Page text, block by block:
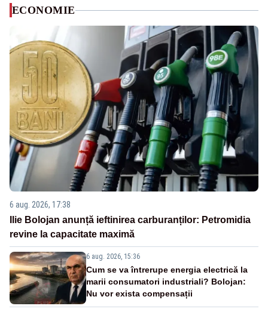
ECONOMIE
6 aug. 2026, 17:38
Ilie Bolojan anunță ieftinirea carburanților: Petromidia
revine la capacitate maximă
6 aug. 2026, 15:36
Cum se va întrerupe energia electrică la
marii consumatori industriali? Bolojan:
Nu vor exista compensații